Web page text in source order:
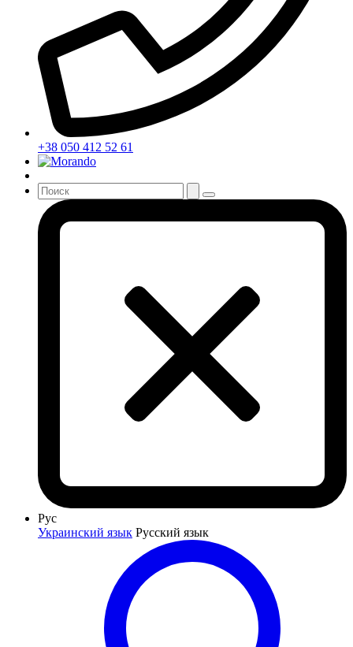
+38 050 412 52 61
Рус
Украинский язык Русский язык